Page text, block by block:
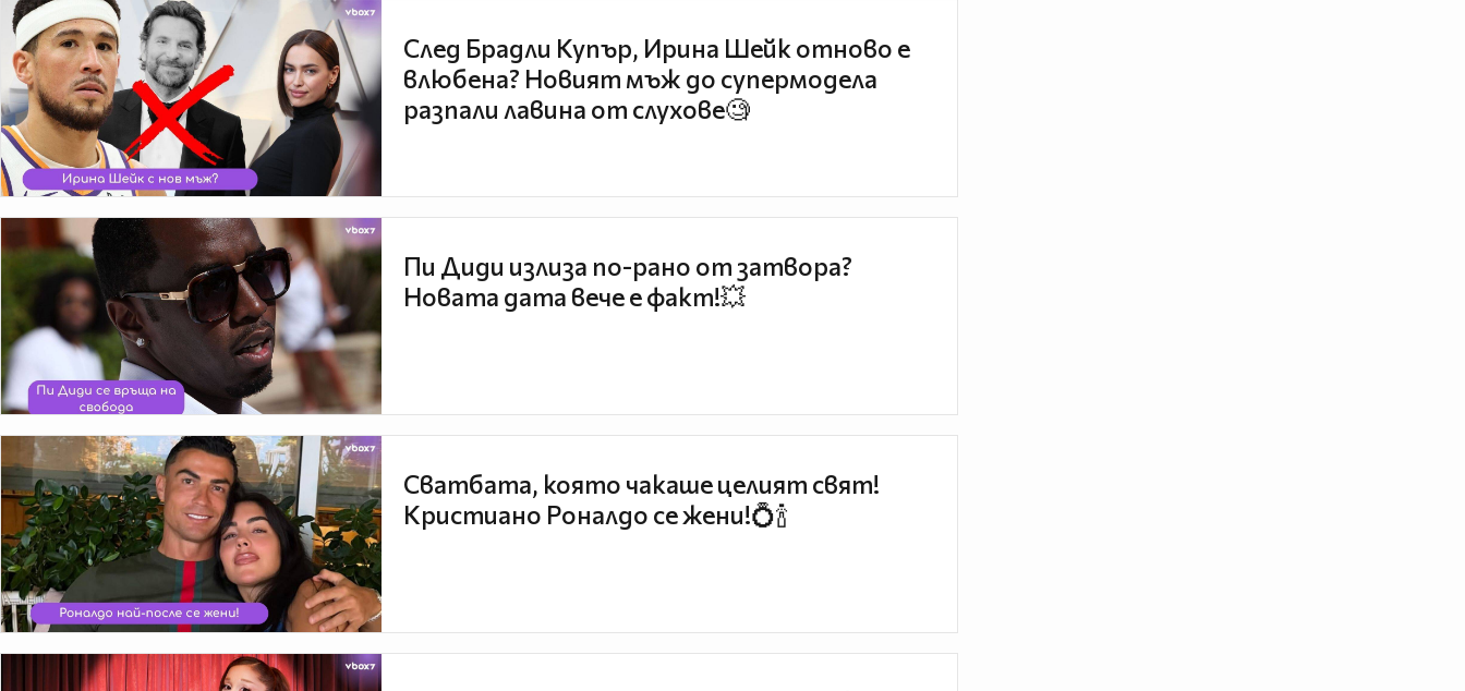
След Брадли Купър, Ирина Шейк отново е
влюбена? Новият мъж до супермодела
разпали лавина от слухове🧐
Пи Диди излиза по-рано от затвора?
Новата дата вече е факт!💥
Сватбата, която чакаше целият свят!
Кристиано Роналдо се жени!💍🍾